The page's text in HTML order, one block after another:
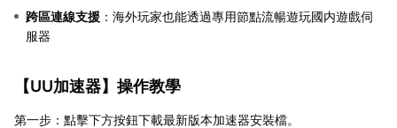
跨區連線支援 ：海外玩家也能透過專用節點流暢遊玩國内遊戲伺
服器
【UU加速器】操作教學
第一步：點擊下方按鈕下載最新版本加速器安裝檔。